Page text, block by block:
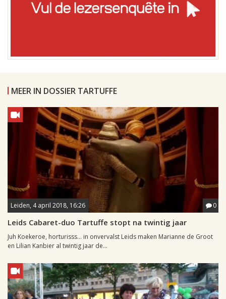
MEER IN DOSSIER TARTUFFE
Leiden, 4 april 2018, 16:26 0
Leids Cabaret-duo Tartuffe stopt na twintig jaar
Juh Koekeroe, horturisss... in onvervalst Leids maken Marianne de Groot
en Lilian Kanbier al twintig jaar de...